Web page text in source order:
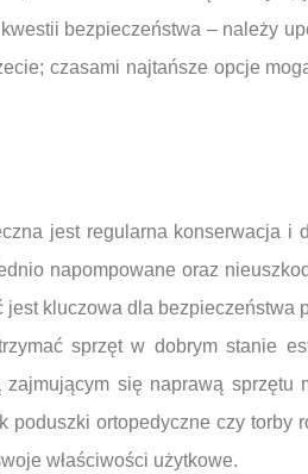
bezpieczeństwa – należy
czasami najtańsze opcje
jest regularna konserwacja i
napompowane oraz
kluczowa dla bezpieczeństwa
sprzęt w dobrym stanie
się naprawą sprzętu
ortopedyczne czy torby
właściwości użytkowe.